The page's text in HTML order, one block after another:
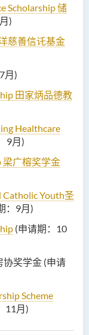
Scholarship 储
)
慈善信讬基金
月)
田家炳品德教
Healthcare
9月)
梁广榕奖学金
Catholic Youth圣
：9月)
(申请期：10
协奖学金 (申请
Scheme
11月)